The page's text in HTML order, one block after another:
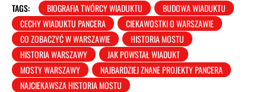
TAGS: BIOGRAFIA TWÓRCY WIADUKTU
BUDOWA WIADUKTU
CECHY WIADUKTU PANCERA
CIEKAWOSTKI O WARSZAWIE
CO ZOBACZYĆ W WARSZAWIE
HISTORIA MOSTU
HISTORIA WARSZAWY
JAK POWSTAŁ WIADUKT
MOSTY WARSZAWY
NAJBARDZIEJ ZNANE PROJEKTY PANCERA
NAJCIEKAWSZA HISTORIA MOSTU